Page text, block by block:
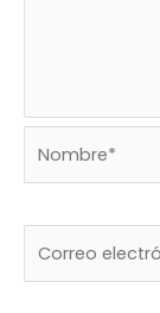
electrónico*